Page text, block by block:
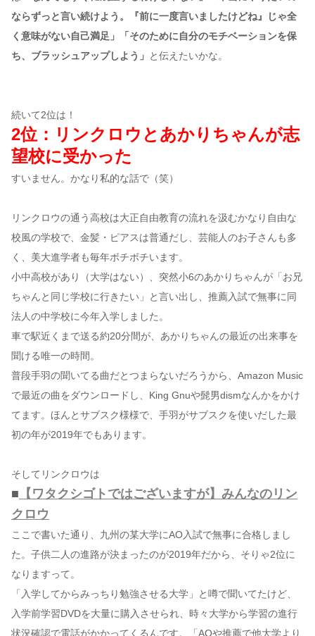
ならずっと言い続けよう。『前に一度言いましたけどね』じゃ全
く意味がない自己満足」「そのために自分のモチベーションを保
ち、ブラッシュアップしよう」 と伝えたいかな。
続いて2位は！
2位：リンクロウとあかりちゃんが志
望校に受かった
すいません。かなり私的な話で（笑）
リンクロウの通う高校は大正自由教育の流れを汲むかなり自由な
校風の学校で、金髪・ピアスは普通だし、芸能人のお子さんも多
く、美大進学者も毎年ボチボチいます。
小中高校があり（大学はない）、突然小6のあかりちゃんが「お兄
ちゃんと同じ学校に行きたい」と言い出し、推薦入試で無事に同
法人の中学校に今年入学しました。
車で駅近くまで送る約20分間が、あかりちゃんの最近の出来事を
聞ける唯一の時間。
普段手羽の聞いてる曲だとつまらないだろうから、Amazon Music
で最近の曲をダウンロードし、King Gnuや髭男dismなんかをかけ
てます。ほんとサブスク様様で、手羽がサブスクを使いだした最
初の年が2019年でもあります。
そしてリンクロウは
■ 【ワタクシゴトではございますが】みんなのリン
クロウ
ここで書いた通り、九州の某大学にAO入試で無事に合格しまし
た。子供二人の進路が決まったのが2019年だから、そりゃ2位に
なりますって。
「入学してからみっちり勉強させる大学」と噂で聞いてたけど、
入学前学習DVDを大量に購入させられ、時々大学から学習の進行
状況確認で電話がかかってくるんです。「AOや推薦で他大学より